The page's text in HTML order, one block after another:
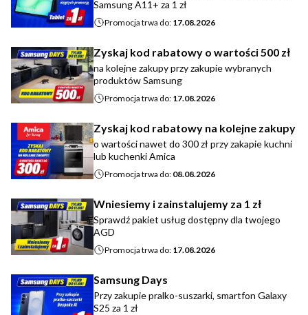
Samsung A11+ za 1 zł
Promocja trwa do: 17.08.2026
Zyskaj kod rabatowy o wartości 500 zł
na kolejne zakupy przy zakupie wybranych
produktów Samsung
Promocja trwa do: 17.08.2026
Zyskaj kod rabatowy na kolejne zakupy
o wartości nawet do 300 zł przy zakapie kuchni
lub kuchenki Amica
Promocja trwa do: 08.08.2026
Wniesiemy i zainstalujemy za 1 zł
Sprawdź pakiet usług dostępny dla twojego
AGD
Promocja trwa do: 17.08.2026
Samsung Days
Przy zakupie pralko-suszarki, smartfon Galaxy
S25 za 1 zł